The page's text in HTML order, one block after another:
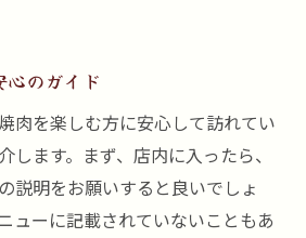
心のガイド
肉を楽しむ方に安心して訪れてい
します。まず、店内に入ったら、
説明をお願いすると良いでしょ
ューに記載されていないこともあ